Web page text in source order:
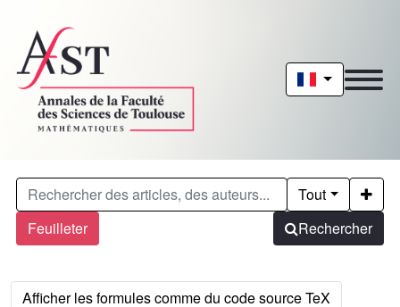
Feuilleter
Tout
Rechercher